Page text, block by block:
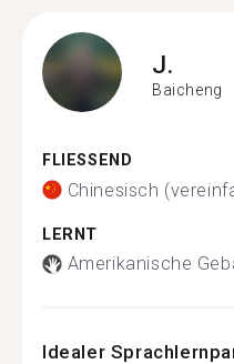
J.
Baicheng
FLIESSEND
Chinesisch
LERNT
Amerikanische
Idealer